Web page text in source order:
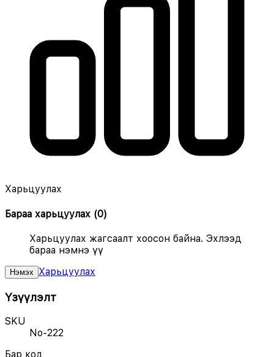
Харьцуулах
Бараа харьцуулах (0)
Харьцуулах жагсаалт хоосон байна. Эхлээд
бараа нэмнэ үү
Нэмэх Харьцуулах
Үзүүлэлт
SKU
No-222
Бар код